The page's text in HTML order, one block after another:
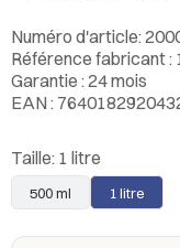
Numéro d'article:
Référence fabricant :
Garantie : 24 mois
EAN :
Taille: 1 litre
500 ml 1 litre